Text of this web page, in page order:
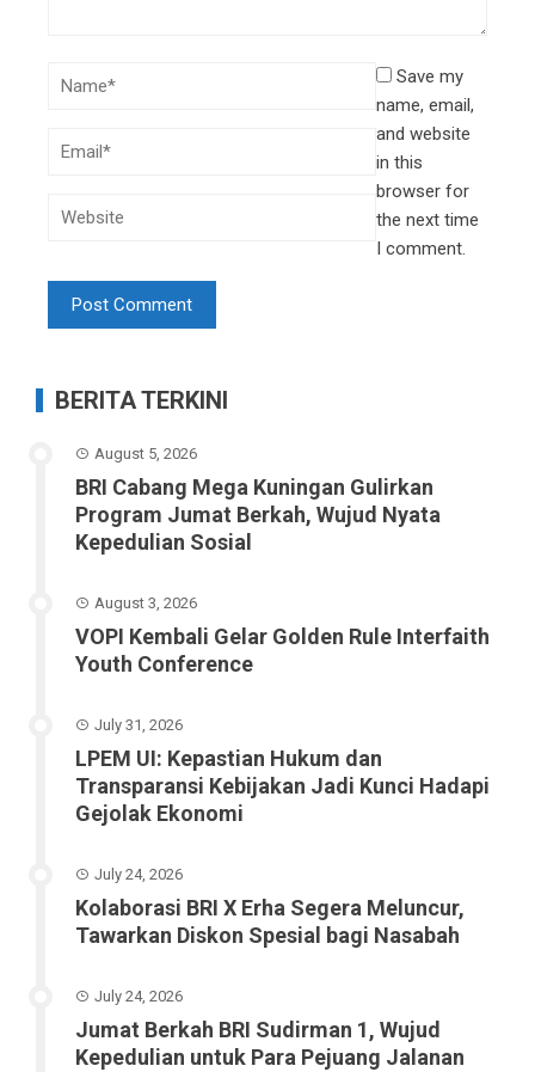
Save my
name, email,
and website
in this
browser for
the next time
I comment.
BERITA TERKINI
August 5, 2026
BRI Cabang Mega Kuningan Gulirkan
Program Jumat Berkah, Wujud Nyata
Kepedulian Sosial
August 3, 2026
VOPI Kembali Gelar Golden Rule Interfaith
Youth Conference
July 31, 2026
LPEM UI: Kepastian Hukum dan
Transparansi Kebijakan Jadi Kunci Hadapi
Gejolak Ekonomi
July 24, 2026
Kolaborasi BRI X Erha Segera Meluncur,
Tawarkan Diskon Spesial bagi Nasabah
July 24, 2026
Jumat Berkah BRI Sudirman 1, Wujud
Kepedulian untuk Para Pejuang Jalanan